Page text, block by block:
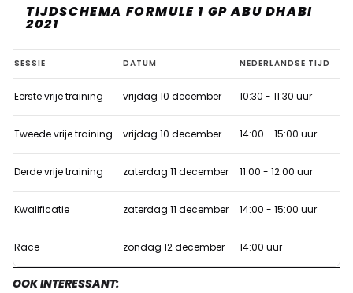
TIJDSCHEMA FORMULE 1 GP ABU DHABI
2021
Hoe
laat
begint
de
1
GP
van
2021?
SESSIE DATUM NEDERLANDSE TIJD
Eerste vrije training vrijdag 10 december 10:30 - 11:30 uur
Tweede vrije training vrijdag 10 december 14:00 - 15:00 uur
Derde vrije training zaterdag 11 december 11:00 - 12:00 uur
Kwalificatie zaterdag 11 december 14:00 - 15:00 uur
Race zondag 12 december 14:00 uur
OOK INTERESSANT: